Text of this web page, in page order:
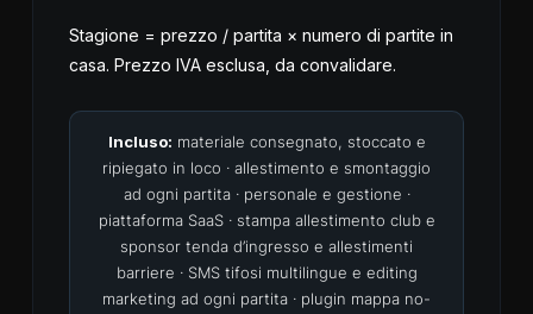
Stagione = prezzo / partita × numero di partite in
casa. Prezzo IVA esclusa, da convalidare.
Incluso: materiale consegnato, stoccato e
ripiegato in loco · allestimento e smontaggio
ad ogni partita · personale e gestione ·
piattaforma SaaS · stampa allestimento club e
sponsor tenda d’ingresso e allestimenti
barriere · SMS tifosi multilingue e editing
marketing ad ogni partita · plugin mappa no-